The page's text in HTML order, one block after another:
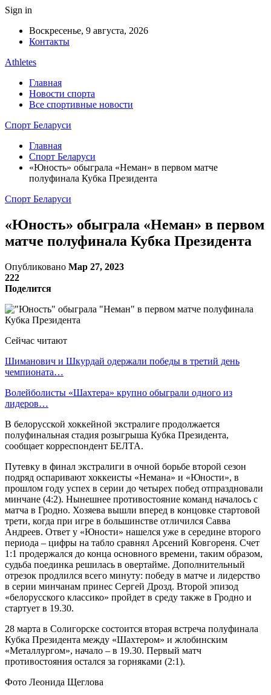
Sign in
Воскресенье, 9 августа, 2026
Контакты
Athletes
Главная
Новости спорта
Все спортивные новости
Спорт Беларуси
Главная
Спорт Беларуси
«Юность» обыграла «Неман» в первом матче
полуфинала Кубка Президента
Спорт Беларуси
«Юность» обыграла «Неман» в первом
матче полуфинала Кубка Президента
Опубликовано Мар 27, 2023
222
Поделится
Сейчас читают
Шиманович и Шкурдай одержали победы в третий день
чемпионата…
Волейболисты «Шахтера» крупно обыграли одного из
лидеров…
В белорусской хоккейной экстралиге продолжается
полуфинальная стадия розыгрыша Кубка Президента,
сообщает корреспондент БЕЛТА.
Путевку в финал экстралиги в очной борьбе второй сезон
подряд оспаривают хоккеисты «Немана» и «Юности», в
прошлом году успех в серии до четырех побед отпраздновали
минчане (4:2). Нынешнее противостояние команд началось с
матча в Гродно. Хозяева вышли вперед в концовке стартовой
трети, когда при игре в большинстве отличился Савва
Андреев. Ответ у «Юности» нашелся уже в середине второго
периода – цифры на табло сравнял Арсений Ковгореня. Счет
1:1 продержался до конца основного времени, таким образом,
судьба поединка решилась в овертайме. Дополнительный
отрезок продлился всего минуту: победу в матче и лидерство
в серии минчанам принес Сергей Дрозд. Второй эпизод
«белорусского классико» пройдет в среду также в Гродно и
стартует в 19.30.
28 марта в Солигорске состоится вторая встреча полуфинала
Кубка Президента между «Шахтером» и жлобинским
«Металлургом», начало – в 19.30. Первый матч
противостояния остался за горняками (2:1).
Фото Леонида Щеглова